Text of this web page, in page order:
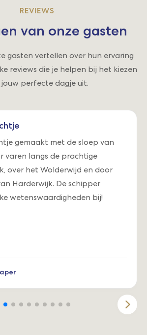
REVIEWS
van onze gasten
gasten vertellen over hun ervaring
reviews die je helpen bij het kiezen
perfecte dagje uit.
gemaakt met de sloep van
varen langs de prachtige
over het Wolderwijd en door
Harderwijk. De schipper
wetenswaardigheden bij!